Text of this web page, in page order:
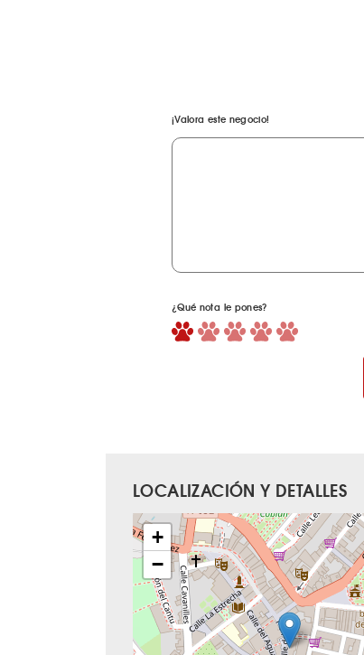
¡Valora este negocio!
¿Qué nota le pones?
LOCALIZACIÓN Y DETALLES
+
−